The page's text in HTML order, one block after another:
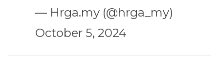
— Hrga.my (@hrga_my)
October 5, 2024